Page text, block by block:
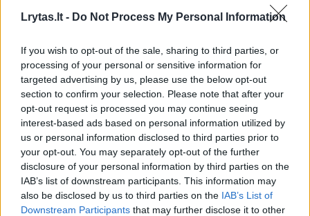
Lrytas.lt - Do Not Process My Personal Information
If you wish to opt-out of the sale, sharing to third parties, or
processing of your personal or sensitive information for
targeted advertising by us, please use the below opt-out
section to confirm your selection. Please note that after your
opt-out request is processed you may continue seeing
interest-based ads based on personal information utilized by
us or personal information disclosed to third parties prior to
your opt-out. You may separately opt-out of the further
disclosure of your personal information by third parties on the
IAB’s list of downstream participants. This information may
also be disclosed by us to third parties on the IAB’s List of
Downstream Participants that may further disclose it to other
„Panathinaikos“: Jerianas Grantas 19,
Kendrickas Nunnas 18, Wenyenas Gabrielis ir
Lorenzo Brownas po 13.
ALBA: Mattas Thomasas 14, Gabriele Procida
13, Yannickas Wetzellis 11.